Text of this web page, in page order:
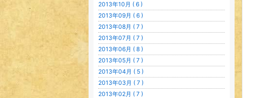
2013年10月 ( 6 )
2013年09月 ( 6 )
2013年08月 ( 7 )
2013年07月 ( 7 )
2013年06月 ( 8 )
2013年05月 ( 7 )
2013年04月 ( 5 )
2013年03月 ( 7 )
2013年02月 ( 7 )